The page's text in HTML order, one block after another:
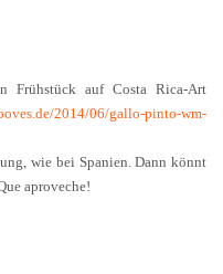
Frühstück auf Costa Rica-Art
2014/06/gallo-pinto-wm-
wie bei Spanien. Dann könnt
aproveche!